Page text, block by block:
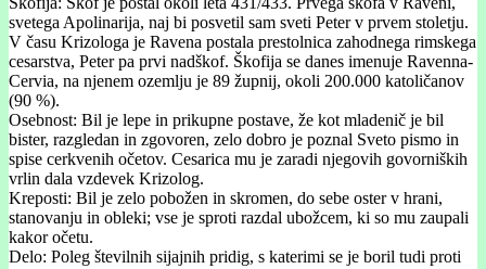
svetega Apolinarija, naj bi posvetil sam sveti Peter v prvem stoletju.
V času Krizologa je Ravena postala prestolnica zahodnega rimskega
cesarstva, Peter pa prvi nadškof. Škofija se danes imenuje Ravenna-
Cervia, na njenem ozemlju je 89 župnij, okoli 200.000 katoličanov
(90 %).
Osebnost: Bil je lepe in prikupne postave, že kot mladenič je bil
bister, razgledan in zgovoren, zelo dobro je poznal Sveto pismo in
spise cerkvenih očetov. Cesarica mu je zaradi njegovih govorniških
vrlin dala vzdevek Krizolog.
Kreposti: Bil je zelo pobožen in skromen, do sebe oster v hrani,
stanovanju in obleki; vse je sproti razdal ubožcem, ki so mu zaupali
kakor očetu.
Delo: Poleg številnih sijajnih pridig, s katerimi se je boril tudi proti